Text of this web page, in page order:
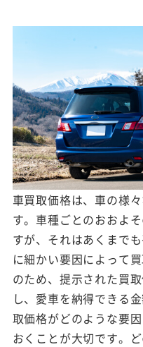
車買取価格は、車の様
す。車種ごとのおおよ
すが、それはあくまで
に細かい要因によって
のため、提示された買
し、愛車を納得できる
取価格がどのような要
おくことが大切です。